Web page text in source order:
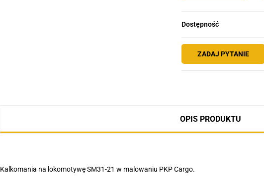
Dostępność
ZADAJ PYTANIE
OPIS PRODUKTU
Kalkomania na lokomotywę SM31-21 w malowaniu PKP Cargo.